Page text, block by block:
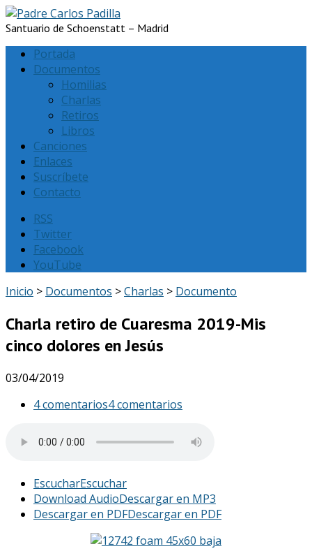
Santuario de Schoenstatt – Madrid
Portada
Documentos
Homilias
Charlas
Retiros
Libros
Canciones
Enlaces
Suscríbete
Contacto
RSS
Twitter
Facebook
YouTube
Inicio > Documentos >Charlas > Documento
Charla retiro de Cuaresma 2019-Mis
cinco dolores en Jesús
03/04/2019
4 comentarios4 comentarios
EscucharEscuchar
Download AudioDescargar en MP3
Descargar en PDFDescargar en PDF